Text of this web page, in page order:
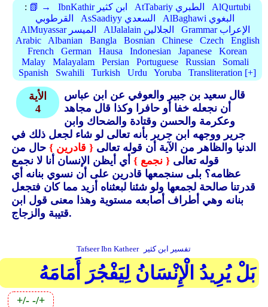
: 📗 → IbnKathir ابن كثير AtTabariy الطبري
AlQurtubi
القرطوبي
AsSaadiyy السعدي
AlBaghawi البغوي
AlMuyassar الميسر
AlJalalain الجلالين
Grammar الإعراب
Arabic
Albanian Bangla Bosnian Chinese Czech
English
French
German Hausa Indonesian Japanese
Korean
Malay
Malayalam Persian Portuguese Russian
Somali
Spanish
Swahili Turkish Urdu Yoruba Transliteration [+]
الأية
4
قال سعيد بن جبير والعوفي عن ابن عباس
أن نجعله خفا أو حافرا وكذا قال مجاهد
وعكرمة والحسن وقتادة والضحاك وابن
جرير ووجهه ابن جرير بأنه تعالى لو شاء لجعل ذلك في
الدنيا والظاهر من الآية أن قوله تعالى { قادرين }حال من
قوله تعالى { نجمع }أي أيظن الإنسان أنا لا نجمع
عظامه؟ بلى سنجمعها قادرين على أن نسوي بنانه أي
قدرتنا صالحة لجمعها ولو شئنا لبعثناه أزيد مما كان فتجعل
بنانه وهي أطراف أصابعه مستوية وهذا معنى قول ابن
قتيبة والزجاج.
Tafseer Ibn Katheer تفسير ابن كثير
بَلْ يُرِيدُ الْإِنْسَانُ لِيَفْجُرَ أَمَامَهُ
+/- -/+